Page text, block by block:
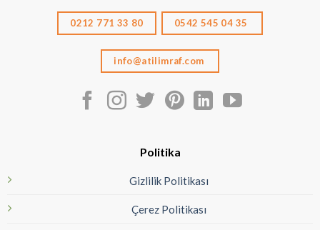
0212 771 33 80 0542 545 04 35
info@atilimraf.com
Politika
Gizlilik Politikası
Çerez Politikası